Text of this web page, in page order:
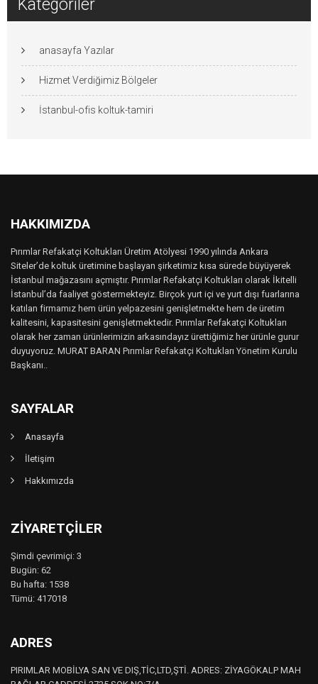
Kategoriler
anasayfa Yazılar
Hizmet Verdiğimiz Bölgeler
İstanbul-ofis koltuk-tamiri
HAKKIMIZDA
Pırımlar Refakatçi Koltukları Üretim Atölyesi 1990 yılında Ankara
Siteler’de koltuk üretimine başlayan şirketimiz kısa sürede büyüyerek
İstanbul mağazasını açmıştır. Pırımlar Refakatçi Koltukları olarak İkitelli
İstanbul’da faaliyet göstermekteyiz. Birçok yurt içi ve yurt dışı fuarlarına
katılan firmamız hem ürün yelpazesini genişletmekte hem de üretim
kalitesini, kapasitesini genişletmektedir. Pırımlar Refakatçi Koltukları
olarak her zaman ürünlerimizin arkasındayız ürettiğimiz her ürünle gurur
duyuyoruz. MURAT BARAN Pırımlar Refakatçi Koltukları Yönetim Kurulu
Başkanı..
SAYFALAR
Anasayfa
İletişim
Hakkımızda
ZIYARETÇILER
Şimdi çevrimiçi: 3
Bugün: 62
Bu hafta: 1538
Tümü: 417018
ADRES
PIRIMLAR MOBİLYA SAN VE DIŞ,TİC,LTD,ŞTİ. ADRES: ZİYAGÖKALP MAH